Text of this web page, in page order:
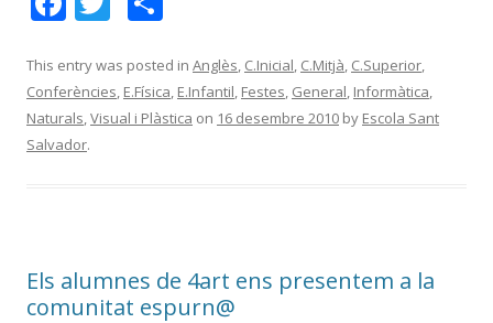
e
b
o
itt
er
m
p
This entry was posted in Anglès, C.Inicial, C.Mitjà, C.Superior,
Conferències, E.Física, E.Infantil, Festes, General, Informàtica,
Naturals,Visual i Plàstica on 16 desembre 2010 by Escola Sant
Salvador.
Els alumnes de 4art ens presentem a la
comunitat espurn@